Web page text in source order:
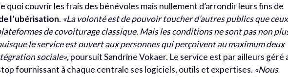
quoi couvrir les frais des bénévoles mais nullement d’arrondir leurs fins de
l’ubérisation. «La volonté est de pouvoir toucher d’autres publics que ceux
de covoiturage classique. Mais les conditions ne sont pas non
le service est ouvert aux personnes qui perçoivent au maximum deux
sociale», poursuit Sandrine Vokaer. Le service est par ailleurs géré
fournissant à chaque centrale ses logiciels, outils et expertises. «Nous